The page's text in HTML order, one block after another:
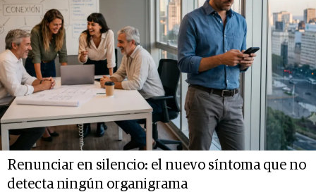
Renunciar en silencio: el nuevo síntoma que no
detecta ningún organigrama